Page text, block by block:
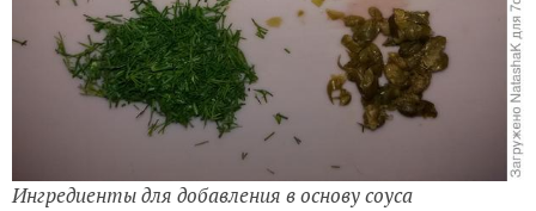
Ингредиенты для добавления в основу соуса